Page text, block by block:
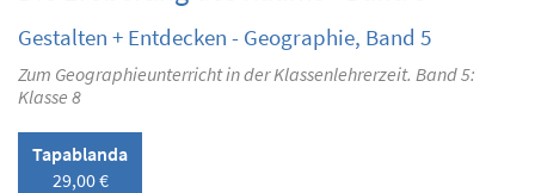
Gestalten + Entdecken - Geographie, Band 5
Zum Geographieunterricht in der Klassenlehrerzeit. Band 5:
Klasse 8
Tapablanda
29,00 €